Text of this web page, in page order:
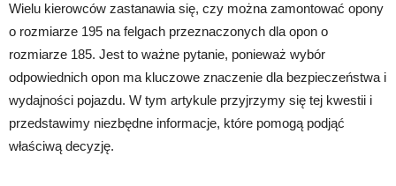
Wielu kierowców zastanawia się, czy można zamontować opony
o rozmiarze 195 na felgach przeznaczonych dla opon o
rozmiarze 185. Jest to ważne pytanie, ponieważ wybór
odpowiednich opon ma kluczowe znaczenie dla bezpieczeństwa i
wydajności pojazdu. W tym artykule przyjrzymy się tej kwestii i
przedstawimy niezbędne informacje, które pomogą podjąć
właściwą decyzję.